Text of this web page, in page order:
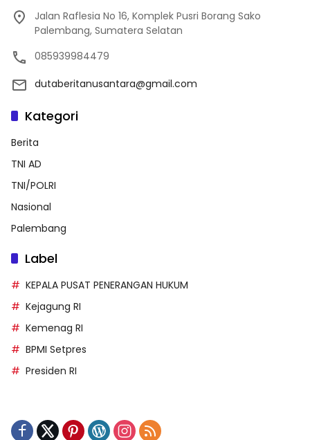
Jalan Raflesia No 16, Komplek Pusri Borang Sako
Palembang, Sumatera Selatan
085939984479
dutaberitanusantara@gmail.com
Kategori
Berita
TNI AD
TNI/POLRI
Nasional
Palembang
Label
KEPALA PUSAT PENERANGAN HUKUM
Kejagung RI
Kemenag RI
BPMI Setpres
Presiden RI